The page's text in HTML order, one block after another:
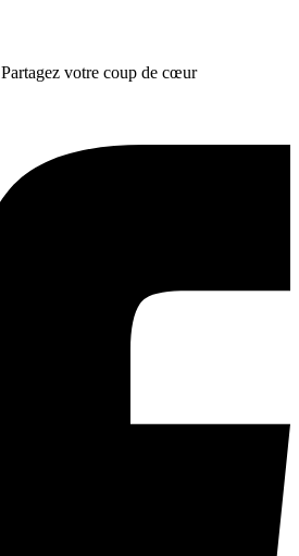
Partagez votre coup de cœur